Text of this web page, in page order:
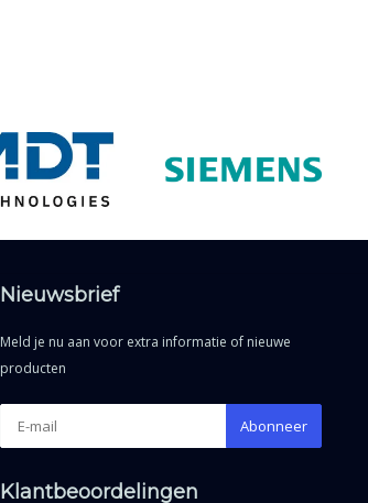
Nieuwsbrief
Meld je nu aan voor extra informatie of nieuwe
producten
Abonneer
Klantbeoordelingen